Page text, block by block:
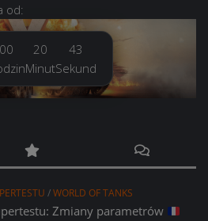
od:
00
20
Minut
44
Sekund
/WORLD OF TANKS
Zmiany parametrów